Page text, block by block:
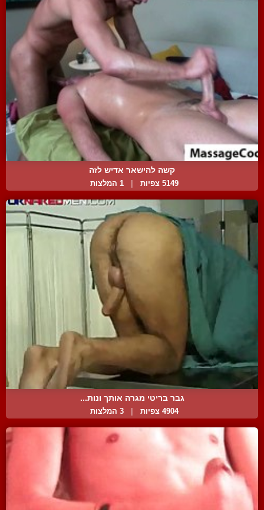
קשה להישאר אדיש לזה
5149 צפיות 1 המלצות
גבר בריטי מגרה אותך ונות...
4904 צפיות | 3 המלצות